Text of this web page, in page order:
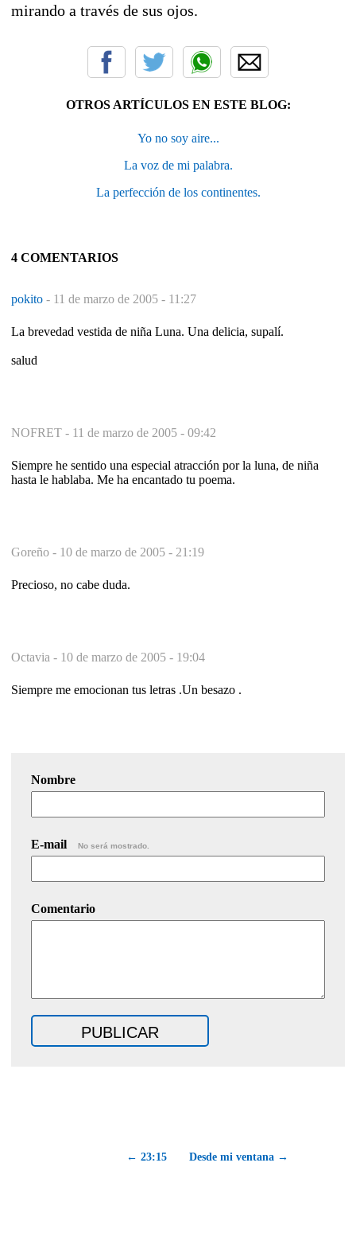
mirando a través de sus ojos.
OTROS ARTÍCULOS EN ESTE BLOG:
Yo no soy aire...
La voz de mi palabra.
La perfección de los continentes.
4 COMENTARIOS
pokito - 11 de marzo de 2005 - 11:27
La brevedad vestida de niña Luna. Una delicia, supalí.
salud
NOFRET - 11 de marzo de 2005 - 09:42
Siempre he sentido una especial atracción por la luna, de niña
hasta le hablaba. Me ha encantado tu poema.
Goreño - 10 de marzo de 2005 - 21:19
Precioso, no cabe duda.
Octavia - 10 de marzo de 2005 - 19:04
Siempre me emocionan tus letras .Un besazo .
Nombre
E-mail No será mostrado.
Comentario
← 23:15 Desde mi ventana →